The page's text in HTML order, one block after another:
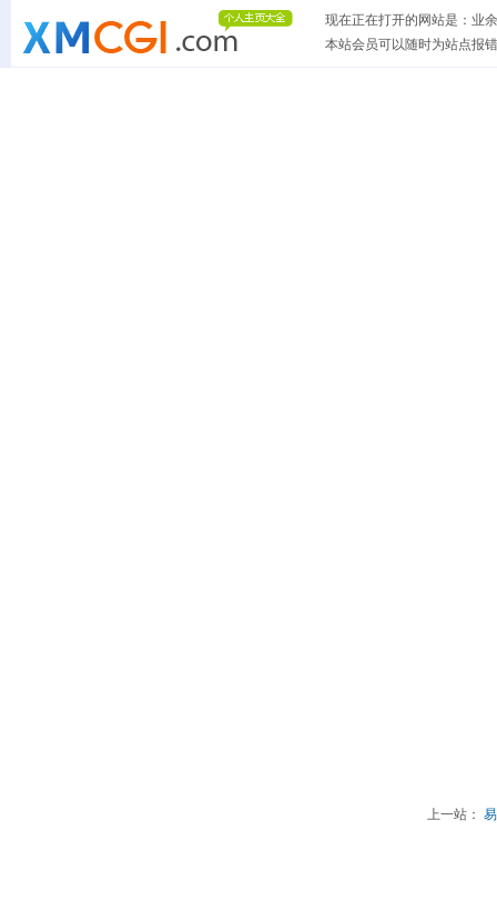
现在正在打开的网站是：业
本站会员可以随时为站点报
上一站：